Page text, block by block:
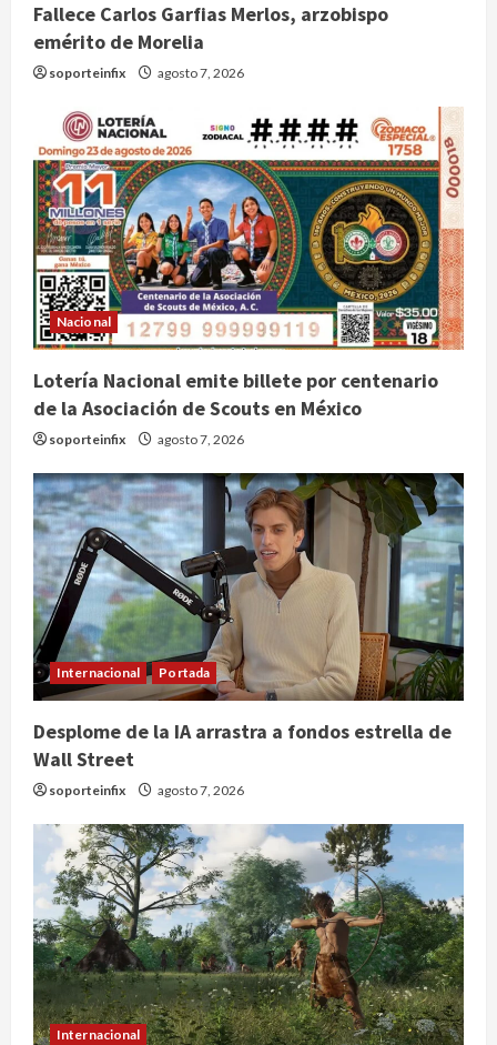
Fallece Carlos Garfias Merlos, arzobispo
emérito de Morelia
soporteinfix agosto 7, 2026
Nacional
Lotería Nacional emite billete por centenario
de la Asociación de Scouts en México
soporteinfix agosto 7, 2026
Internacional Portada
Desplome de la IA arrastra a fondos estrella de
Wall Street
soporteinfix agosto 7, 2026
Internacional